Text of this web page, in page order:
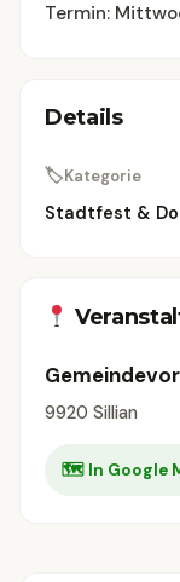
Termin:
Details
🏷Kategorie
Stadtfest &
9920 Sillian
🗺 In Google